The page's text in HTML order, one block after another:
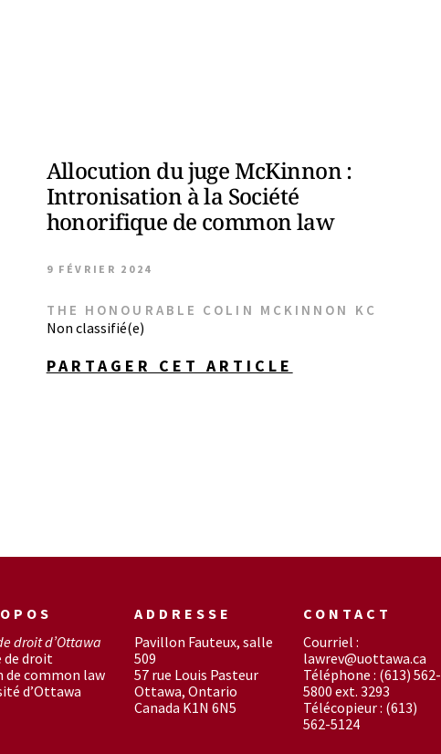
Allocution du juge McKinnon :
Intronisation à la Société
honorifique de common law
9 FÉVRIER 2024
THE HONOURABLE COLIN MCKINNON KC
Non classifié(e)
PARTAGER CET ARTICLE
droit d’Ottawa
de droit
de common law
d’Ottawa
ADDRESSE
Pavillon Fauteux, salle
509
57 rue Louis Pasteur
Ottawa, Ontario
Canada K1N 6N5
CONTACT
Courriel :
lawrev@uottawa.ca
Téléphone : (613) 562-
5800 ext. 3293
Télécopieur : (613)
562-5124